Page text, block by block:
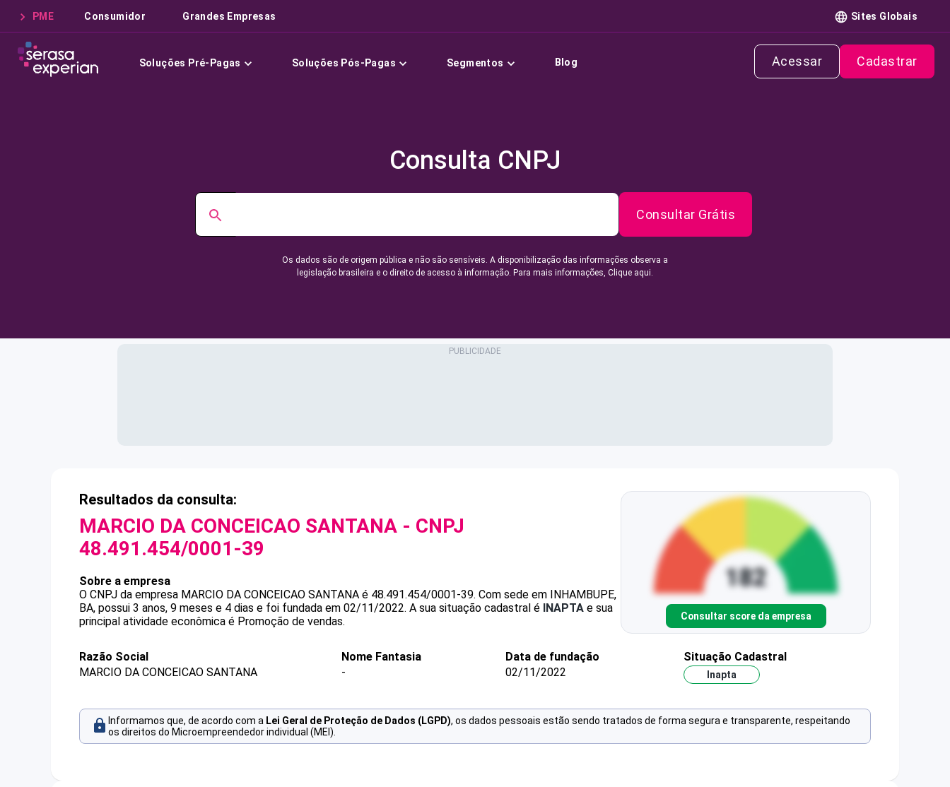
PME Consumidor Grandes Empresas Sites Globais
Soluções Pré-Pagas Soluções Pós-Pagas Segmentos Blog Acessar Cadastrar
Consulta CNPJ
Consultar Grátis
Os dados são de origem pública e não são sensíveis. A disponibilização das informações observa a
legislação brasileira e o direito de acesso à informação. Para mais informações, Clique aqui.
Resultados da consulta:
MARCIO DA CONCEICAO SANTANA - CNPJ
48.491.454/0001-39
Sobre a empresa
O CNPJ da empresa MARCIO DA CONCEICAO SANTANA é 48.491.454/0001-39. Com sede em INHAMBUPE,
BA, possui 3 anos, 9 meses e 4 dias e foi fundada em 02/11/2022. A sua situação cadastral é INAPTA e sua
principal atividade econômica é Promoção de vendas.
Consultar score da empresa
Razão Social
MARCIO DA CONCEICAO SANTANA
Nome Fantasia
-
Data de fundação
02/11/2022
Situação Cadastral
Inapta
Informamos que, de acordo com a Lei Geral de Proteção de Dados (LGPD), os dados pessoais estão sendo tratados de forma segura e transparente, respeitando
os direitos do Microempreendedor individual (MEI).